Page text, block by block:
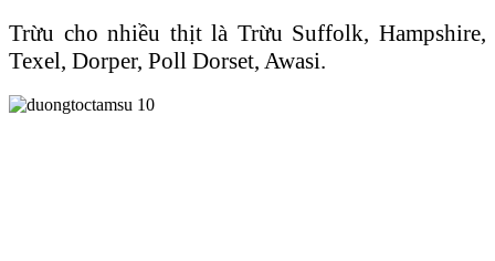
Trừu cho nhiều thịt là Trừu Suffolk, Hampshire,
Texel, Dorper, Poll Dorset, Awasi.